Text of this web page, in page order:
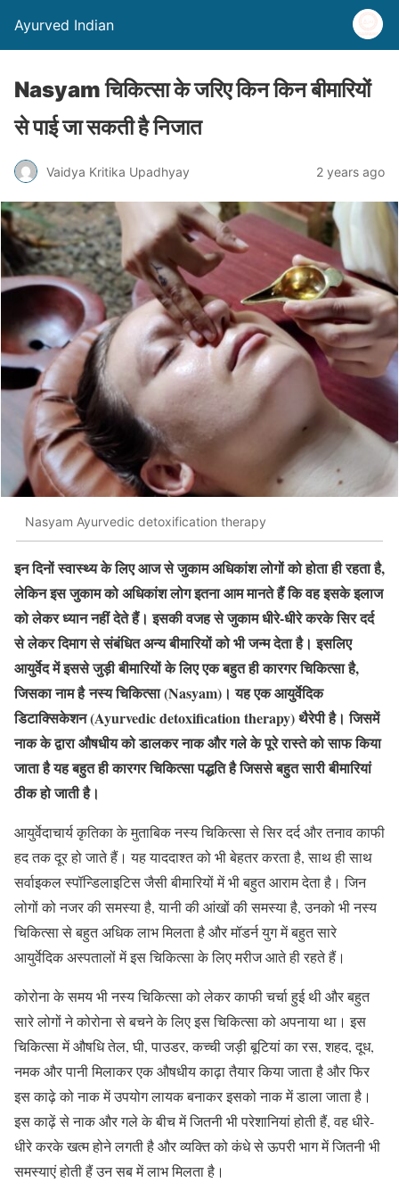
Ayurved Indian
Nasyam चिकित्सा के जरिए किन किन बीमारियों
से पाई जा सकती है निजात
Vaidya Kritika Upadhyay 2 years ago
Nasyam Ayurvedic detoxification therapy
इन दिनों स्वास्थ्य के लिए आज से जुकाम अधिकांश लोगों को होता ही रहता है,
लेकिन इस जुकाम को अधिकांश लोग इतना आम मानते हैं कि वह इसके इलाज
को लेकर ध्यान नहीं देते हैं। इसकी वजह से जुकाम धीरे-धीरे करके सिर दर्द
से लेकर दिमाग से संबंधित अन्य बीमारियों को भी जन्म देता है। इसलिए
आयुर्वेद में इससे जुड़ी बीमारियों के लिए एक बहुत ही कारगर चिकित्सा है,
जिसका नाम है नस्य चिकित्सा (Nasyam)। यह एक आयुर्वेदिक
डिटाक्सिकेशन (Ayurvedic detoxification therapy) थैरेपी है। जिसमें
नाक के द्वारा औषधीय को डालकर नाक और गले के पूरे रास्ते को साफ किया
जाता है यह बहुत ही कारगर चिकित्सा पद्धति है जिससे बहुत सारी बीमारियां
ठीक हो जाती है।
आयुर्वेदाचार्य कृतिका के मुताबिक नस्य चिकित्सा से सिर दर्द और तनाव काफी
हद तक दूर हो जाते हैं। यह याददाश्त को भी बेहतर करता है, साथ ही साथ
सर्वाइकल स्पॉन्डिलाइटिस जैसी बीमारियों में भी बहुत आराम देता है। जिन
लोगों को नजर की समस्या है, यानी की आंखों की समस्या है, उनको भी नस्य
चिकित्सा से बहुत अधिक लाभ मिलता है और मॉडर्न युग में बहुत सारे
आयुर्वेदिक अस्पतालों में इस चिकित्सा के लिए मरीज आते ही रहते हैं।
कोरोना के समय भी नस्य चिकित्सा को लेकर काफी चर्चा हुई थी और बहुत
सारे लोगों ने कोरोना से बचने के लिए इस चिकित्सा को अपनाया था। इस
चिकित्सा में औषधि तेल, घी, पाउडर, कच्ची जड़ी बूटियां का रस, शहद, दूध,
नमक और पानी मिलाकर एक औषधीय काढ़ा तैयार किया जाता है और फिर
इस काढ़े को नाक में उपयोग लायक बनाकर इसको नाक में डाला जाता है।
इस काढ़ें से नाक और गले के बीच में जितनी भी परेशानियां होती हैं, वह धीरे-
धीरे करके खत्म होने लगती है और व्यक्ति को कंधे से ऊपरी भाग में जितनी भी
समस्याएं होती हैं उन सब में लाभ मिलता है।